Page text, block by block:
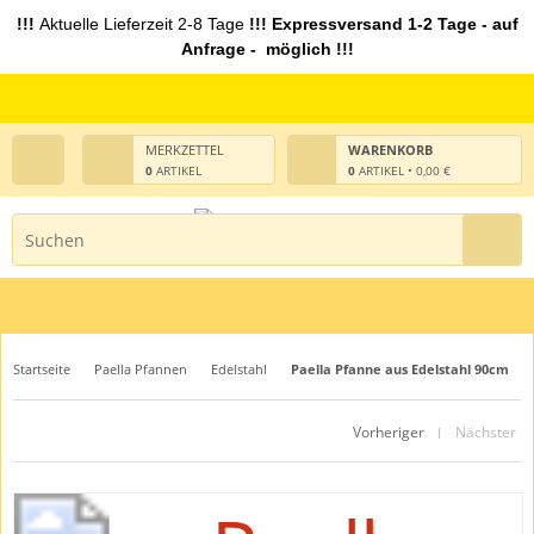
!!! Aktuelle Lieferzeit 2-8 Tage !!! Expressversand 1-2 Tage - auf
Anfrage - möglich !!!
WARENKORB
0 ARTIKEL • 0,00 €
MERKZETTEL
0 ARTIKEL
Startseite Paella Pfannen Edelstahl Paella Pfanne aus Edelstahl 90cm
Vorheriger | Nächster